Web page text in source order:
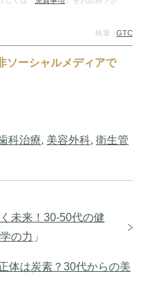
執筆 : GTC
ソーシャルメディアで
科治療, 美容外科, 衛生管
未来！30-50代の健
の力 」
体は炭素？30代からの美